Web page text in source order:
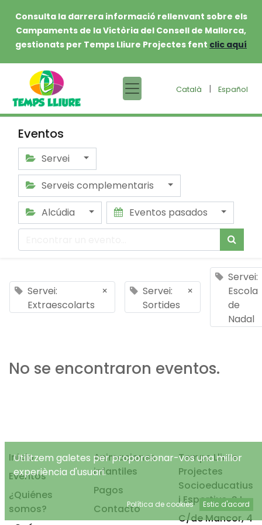
Consulta la darrera informació rellenvant sobre els
Campaments de la Victòria del Consell de Mallorca,
gestionats per Temps Lliure Projectes fent clic aquí
Català | Español
Eventos
Servei
Serveis complementaris
Alcúdia
Eventos pasados
Servei:
Extraescolarts
×
Servei:
Sortides
×
Servei:
Escola
de
Nadal
No se encontraron eventos.
Inicio
Eventos
¿Quiénes
somos?
Animaciones
infantiles
Pagos
Contacto
Temps Lliure
Projectes
Socioeducatius
i Esportius, S.L.
C/de Mancor, 4
Utilitzem galetes per proporcionar-vos una millor
experiència d'usuari.
Política de cookies Estic d'acord